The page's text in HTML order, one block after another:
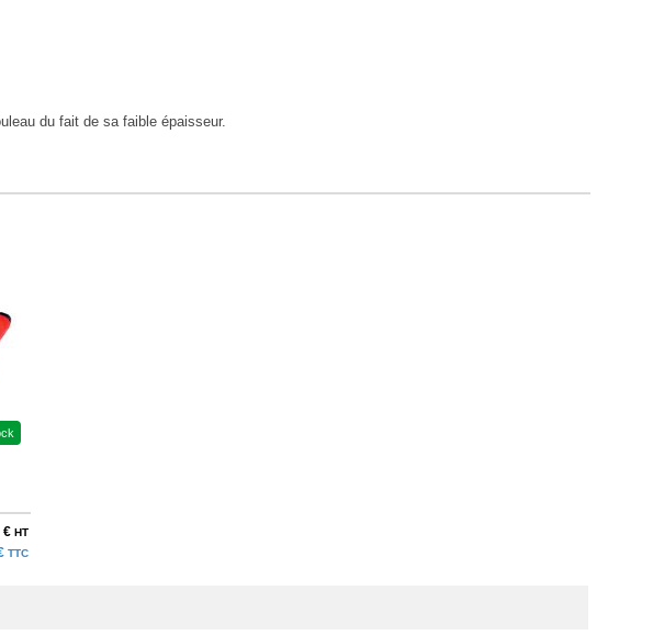
du fait de sa faible épaisseur.
€ HT
TTC